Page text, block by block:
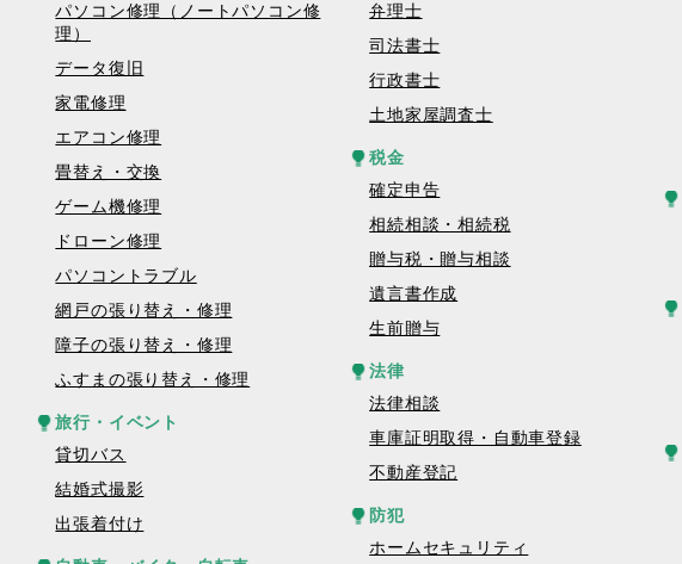
パソコン修理（ノートパソコン修
理）
データ復旧
家電修理
エアコン修理
畳替え・交換
ゲーム機修理
ドローン修理
パソコントラブル
網戸の張り替え・修理
障子の張り替え・修理
ふすまの張り替え・修理
旅行・イベント
貸切バス
結婚式撮影
出張着付け
弁理士
司法書士
行政書士
土地家屋調査士
税金
確定申告
相続相談・相続税
贈与税・贈与相談
遺言書作成
生前贈与
法律
法律相談
車庫証明取得・自動車登録
不動産登記
防犯
ホームセキュリティ